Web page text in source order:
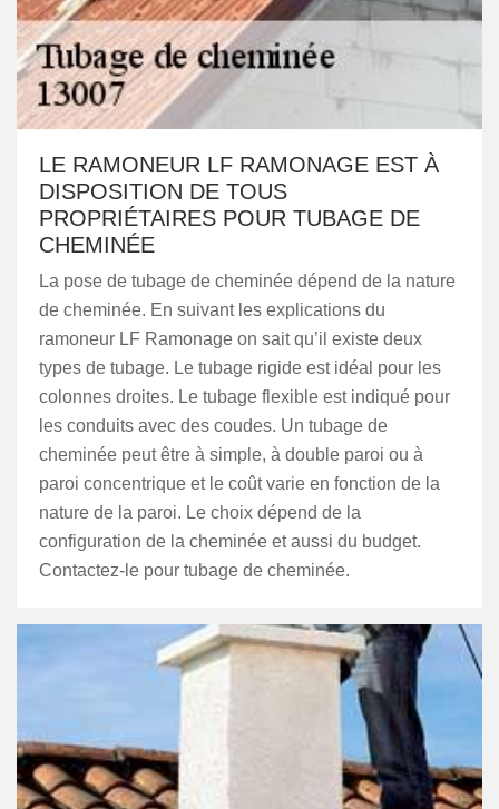
LE RAMONEUR LF RAMONAGE EST À
DISPOSITION DE TOUS
PROPRIÉTAIRES POUR TUBAGE DE
CHEMINÉE
La pose de tubage de cheminée dépend de la nature
de cheminée. En suivant les explications du
ramoneur LF Ramonage on sait qu’il existe deux
types de tubage. Le tubage rigide est idéal pour les
colonnes droites. Le tubage flexible est indiqué pour
les conduits avec des coudes. Un tubage de
cheminée peut être à simple, à double paroi ou à
paroi concentrique et le coût varie en fonction de la
nature de la paroi. Le choix dépend de la
configuration de la cheminée et aussi du budget.
Contactez-le pour tubage de cheminée.